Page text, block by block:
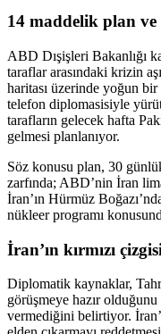
14 maddelik plan
ABD Dışişleri Bakanlığı
taraflar arasındaki krizin
haritası üzerinde yoğun
telefon diplomasisiyle
tarafların gelecek hafta
gelmesi planlanıyor.
Söz konusu plan, 30
zarfında; ABD’nin İran
İran’ın Hürmüz
nükleer programı
İran’ın kırmızı
Diplomatik kaynaklar,
görüşmeye hazır
vermediğini belirtiyor.